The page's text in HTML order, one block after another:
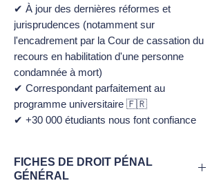
✔ À jour des dernières réformes et
jurisprudences (notamment sur
l'encadrement par la Cour de cassation du
recours en habilitation d'une personne
condamnée à mort)
✔ Correspondant parfaitement au
programme universitaire 🇫🇷
✔ +30 000 étudiants nous font confiance
FICHES DE DROIT PÉNAL
GÉNÉRAL